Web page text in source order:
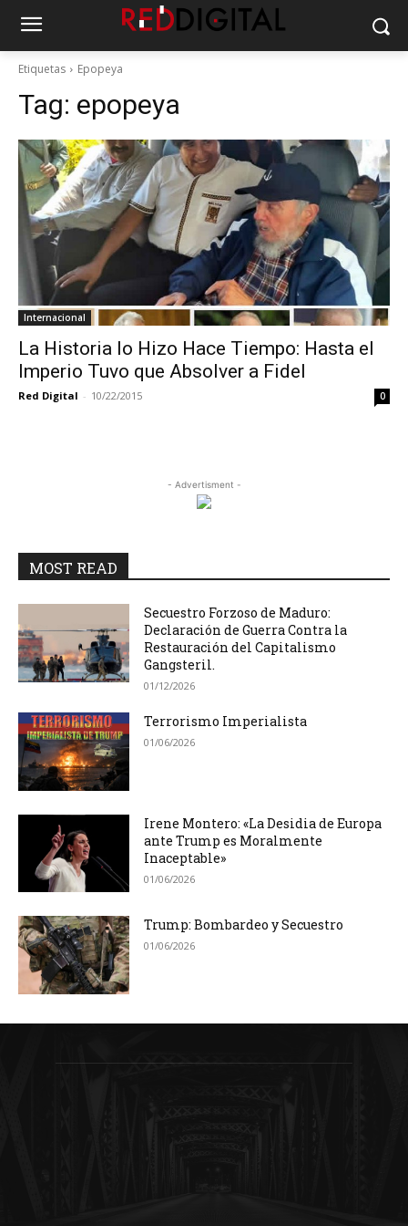
Etiquetas Epopeya
Tag: epopeya
Internacional
La Historia lo Hizo Hace Tiempo: Hasta el
Imperio Tuvo que Absolver a Fidel
Red Digital - 10/22/2015 0
- Advertisment -
MOST READ
Secuestro Forzoso de Maduro:
Declaración de Guerra Contra la
Restauración del Capitalismo
Gangsteril.
01/12/2026
Terrorismo Imperialista
01/06/2026
Irene Montero: «La Desidia de Europa
ante Trump es Moralmente
Inaceptable»
01/06/2026
Trump: Bombardeo y Secuestro
01/06/2026